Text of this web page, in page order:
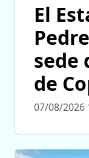
El
sede
de
07/08/2026